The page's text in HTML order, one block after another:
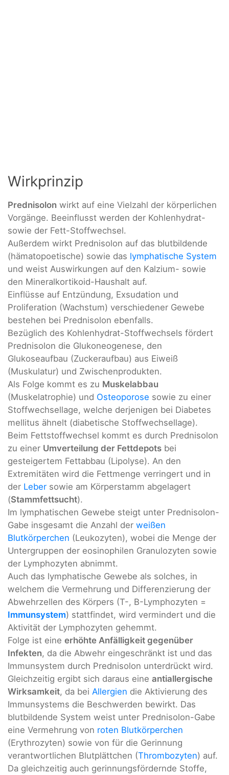
Wirkprinzip
Prednisolon wirkt auf eine Vielzahl der körperlichen
Vorgänge. Beeinflusst werden der Kohlenhydrat-
sowie der Fett-Stoffwechsel.
Außerdem wirkt Prednisolon auf das blutbildende
(hämatopoetische) sowie das lymphatische System
und weist Auswirkungen auf den Kalzium- sowie
den Mineralkortikoid-Haushalt auf.
Einflüsse auf Entzündung, Exsudation und
Proliferation (Wachstum) verschiedener Gewebe
bestehen bei Prednisolon ebenfalls.
Bezüglich des Kohlenhydrat-Stoffwechsels fördert
Prednisolon die Glukoneogenese, den
Glukoseaufbau (Zuckeraufbau) aus Eiweiß
(Muskulatur) und Zwischenprodukten.
Als Folge kommt es zu Muskelabbau
(Muskelatrophie) und Osteoporose sowie zu einer
Stoffwechsellage, welche derjenigen bei Diabetes
mellitus ähnelt (diabetische Stoffwechsellage).
Beim Fettstoffwechsel kommt es durch Prednisolon
zu einer Umverteilung der Fettdepots bei
gesteigertem Fettabbau (Lipolyse). An den
Extremitäten wird die Fettmenge verringert und in
der Leber sowie am Körperstamm abgelagert
(Stammfettsucht).
Im lymphatischen Gewebe steigt unter Prednisolon-
Gabe insgesamt die Anzahl der weißen
Blutkörperchen (Leukozyten), wobei die Menge der
Untergruppen der eosinophilen Granulozyten sowie
der Lymphozyten abnimmt.
Auch das lymphatische Gewebe als solches, in
welchem die Vermehrung und Differenzierung der
Abwehrzellen des Körpers (T-, B-Lymphozyten =
Immunsystem) stattfindet, wird vermindert und die
Aktivität der Lymphozyten gehemmt.
Folge ist eine erhöhte Anfälligkeit gegenüber
Infekten, da die Abwehr eingeschränkt ist und das
Immunsystem durch Prednisolon unterdrückt wird.
Gleichzeitig ergibt sich daraus eine antiallergische
Wirksamkeit, da bei Allergien die Aktivierung des
Immunsystems die Beschwerden bewirkt. Das
blutbildende System weist unter Prednisolon-Gabe
eine Vermehrung von roten Blutkörperchen
(Erythrozyten) sowie von für die Gerinnung
verantwortlichen Blutplättchen (Thrombozyten) auf.
Da gleichzeitig auch gerinnungsfördernde Stoffe,